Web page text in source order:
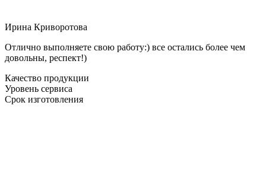
Ирина Криворотова
Отлично выполняете свою работу:) все остались более чем
довольны, респект!)
Качество продукции
Уровень сервиса
Срок изготовления